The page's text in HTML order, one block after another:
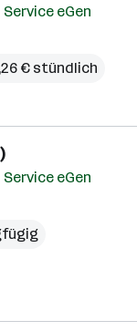
eGen
€ stündlich
eGen